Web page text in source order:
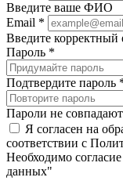
Введите ваше ФИО
Email *
Введите корректный
Пароль *
Подтвердите пароль
Пароли не совпадают
Я согласен на
соответствии с
Необходимо
данных"